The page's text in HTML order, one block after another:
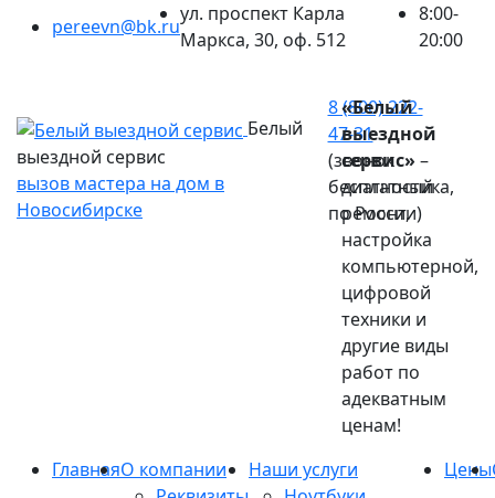
pereevn@bk.ru
ул. проспект Карла
Маркса, 30, оф. 512
8:00-
20:00
Белый
выездной сервис
вызов мастера на дом в
Новосибирске
8 (800) 222-
47-31
(звонок
бесплатный
по России)
«Белый
выездной
сервис» –
диагностика,
ремонт,
настройка
компьютерной,
цифровой
техники и
другие виды
работ по
адекватным
ценам!
ГлавнаяО компании
Наши услуги
Цены